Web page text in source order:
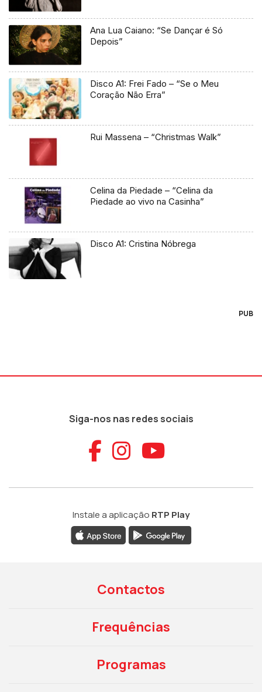
Ana Lua Caiano: “Se Dançar é Só
Depois”
Disco A1: Frei Fado – “Se o Meu
Coração Não Erra”
Rui Massena – “Christmas Walk”
Celina da Piedade – “Celina da
Piedade ao vivo na Casinha”
Disco A1: Cristina Nóbrega
PUB
Siga-nos nas redes sociais
Aceder ao
Aceder ao
Aceder
Instale a aplicação RTP Play
Contactos
Frequências
Programas